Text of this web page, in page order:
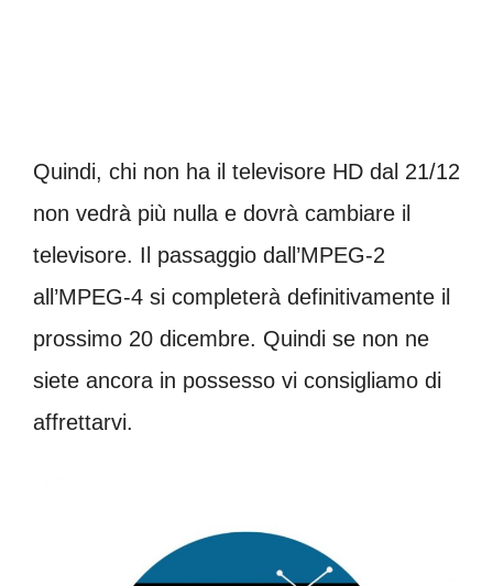
Quindi, chi non ha il televisore HD dal 21/12
non vedrà più nulla e dovrà cambiare il
televisore. Il passaggio dall’MPEG-2
all’MPEG-4 si completerà definitivamente il
prossimo 20 dicembre. Quindi se non ne
siete ancora in possesso vi consigliamo di
affrettarvi.